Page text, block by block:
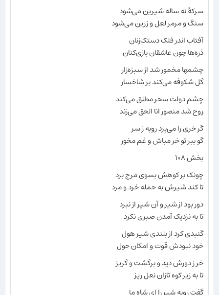
سرکهٔ نه ساله شیرین می‌شود
سنگ و مرمر لعل و زرین می‌شود
آفتاب اندر فلک دستک‌زنان
ذره‌ها چون عاشقان بازی‌کنان
چشمها مخمور شد از سبزه‌زار
گل شکوفه می‌کند بر شاخسار
چشم دولت سحر مطلق می‌کند
روح شد منصور انا الحق می‌زند
گر خری را می‌برد روبه ز سر
گو ببر تو خر مباش و غم مخور
بخش ۱۰۸
چونک بر کوهش بسوی مرج برد
تا کند شیرش به حمله خرد و مرد
دور بود از شیر و آن شیر از نبرد
تا به نزدیک آمدن صبری نکرد
گنبدی کرد از بلندی شیر هول
خود نبودش قوت و امکان حول
خر ز دورش دید و برگشت و گریز
تا به زیر کوه تازان نعل ریز
گفت روبه شیر را ای شاه ما